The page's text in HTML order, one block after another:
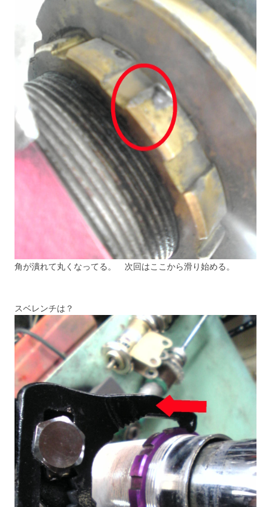
角が潰れて丸くなってる。 次回はここから滑り始める。
スベレンチは？